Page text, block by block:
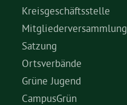
Aktuelles
Termine
Kreisgeschäftsstelle
Mitgliederversammlung
Satzung
Ortsverbände
Grüne Jugend
CampusGrün